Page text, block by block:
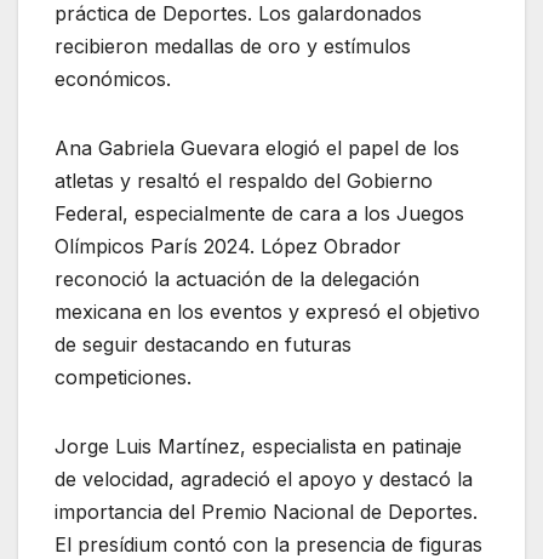
práctica de Deportes. Los galardonados
recibieron medallas de oro y estímulos
económicos.
Ana Gabriela Guevara elogió el papel de los
atletas y resaltó el respaldo del Gobierno
Federal, especialmente de cara a los Juegos
Olímpicos París 2024. López Obrador
reconoció la actuación de la delegación
mexicana en los eventos y expresó el objetivo
de seguir destacando en futuras
competiciones.
Jorge Luis Martínez, especialista en patinaje
de velocidad, agradeció el apoyo y destacó la
importancia del Premio Nacional de Deportes.
El presídium contó con la presencia de figuras